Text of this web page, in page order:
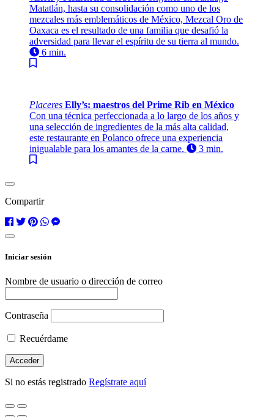
Matatlán, hasta su consolidación como uno de los
mezcales más emblemáticos de México, Mezcal Oro de
Oaxaca es el resultado de una familia que desafió la
adversidad para llevar el espíritu de su tierra al mundo.
6 min.
Placeres Elly’s: maestros del Prime Rib en México
Con una técnica perfeccionada a lo largo de los años y
una selección de ingredientes de la más alta calidad,
este restaurante en Polanco ofrece una experiencia
inigualable para los amantes de la carne.
3 min.
Compartir
Iniciar sesión
Nombre de usuario o dirección de correo
Contraseña
Recuérdame
Si no estás registrado Regístrate aquí